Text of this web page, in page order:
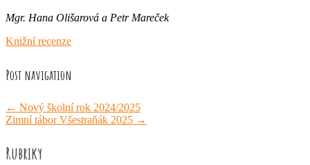
Mgr. Hana Olišarová a Petr Mareček
Knižní recenze
Post navigation
← Nový školní rok 2024/2025
Zimní tábor Všestraňák 2025 →
Rubriky